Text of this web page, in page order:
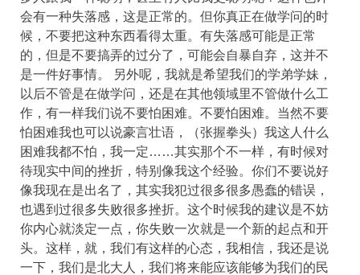
会有一种失落感，这是正常的。但你真正在做学问的时
候，不要把这种东西看得太重。有失落感可能是正常
的，但是不要搞弄的过分了，可能会自暴自弃，这并不
是一件好事情。 另外呢，我就是希望我们的学弟学妹，
以后不管是在做学问，还是在其他领域里不管做什么工
作，有一样我们说不要怕困难。不要怕困难。当然不要
怕困难我也可以说豪言壮语，（张握拳头）我这人什么
困难我都不怕，我一定……其实那个不一样，有时候对
待现实中间的挫折，特别像我这个经验。你们不要说好
像我现在是出名了，其实我犯过很多很多愚蠢的错误，
也遇到过很多失败很多挫折。这个时候我的建议是不妨
你内心就淡定一点，你失败一次就是一个新的起点和开
头。这样，就，我们有这样的心态，我相信，我还是说
一下，我们是北大人，我们将来能应该能够为我们的民